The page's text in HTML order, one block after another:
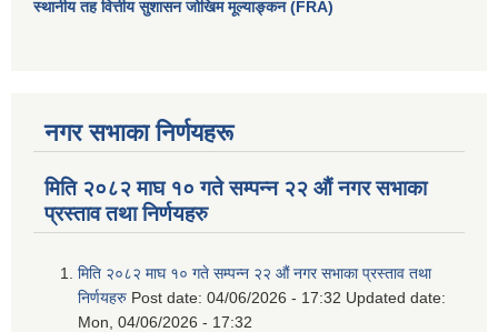
स्थानीय तह वित्तीय सुशासन जोखिम मूल्याङ्कन (FRA)
नगर सभाका निर्णयहरू
मिति २०८२ माघ १० गते सम्पन्न २२ औं नगर सभाका
प्रस्ताव तथा निर्णयहरु
मिति २०८२ माघ १० गते सम्पन्न २२ औं नगर सभाका प्रस्ताव तथा
निर्णयहरु Post date: 04/06/2026 - 17:32 Updated date:
Mon, 04/06/2026 - 17:32